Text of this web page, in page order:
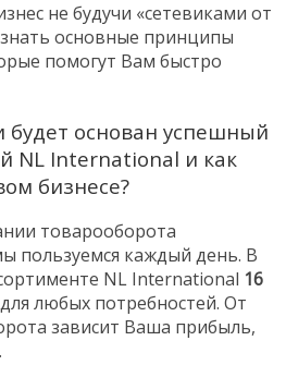
не будучи «сетевиками от
основные принципы
помогут Вам быстро
будет основан успешный
NL International и как
бизнесе?
товарооборота
пользуемся каждый день. В
NL International 16
для любых потребностей. От
зависит Ваша прибыль,